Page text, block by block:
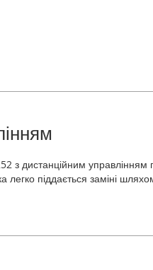
з дистанційним управлінням
легко піддається заміні